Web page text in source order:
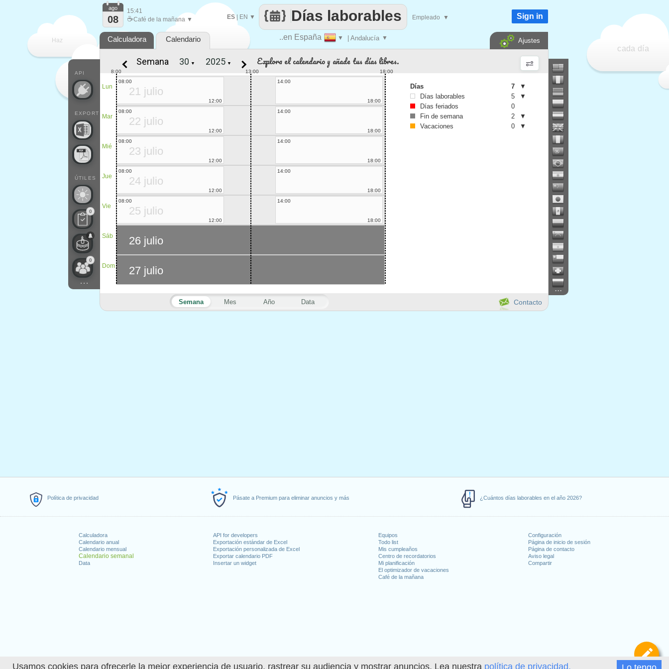
Usamos cookies para ofrecerle la mejor experiencia de usuario, rastrear su audiencia y mostrar anuncios. Lea nuestra política de privacidad.
Política de privacidad Pásate a Premium para eliminar anuncios y más ¿Cuántos días laborables en el año 2026?
Calculadora
Calendario anual
Calendario mensual
Calendario semanal
Data
API for developers
Exportación estándar de Excel
Exportación personalizada de Excel
Exportar calendario PDF
Insertar un widget
Equipos
Todo list
Mis cumpleaños
Centro de recordatorios
Mi planificación
El optimizador de vacaciones
Café de la mañana
Configuración
Página de inicio de sesión
Página de contacto
Aviso legal
Compartir
Haz
que
cada día
..en España ▼ | Andalucía ▼
Días laborables
ES| EN ▼ Empleado ▼
API
EXPORT
ÚTILES
0
0
...
ago
08
15:41
☕Café de la mañana ▼ Sign in
Calculadora Calendario Ajustes
...
Contacto
Semana Mes Año Data
Semana ▼ ▼ Explora el calendario y añade tus días libres.
Lun
Mar
Mié
Jue
Vie
Sáb
Dom
13:00
8:00 18:00
21 julio
08:00
12:00
14:00
18:00
22 julio
08:00
12:00
14:00
18:00
23 julio
08:00
12:00
14:00
18:00
24 julio
08:00
12:00
14:00
18:00
25 julio
08:00
12:00
14:00
18:00
26 julio
27 julio
Días 7
▼
Días laborables
5
▼
Días feriados
0
Fin de semana
2
▼
Vacaciones
0 ▼